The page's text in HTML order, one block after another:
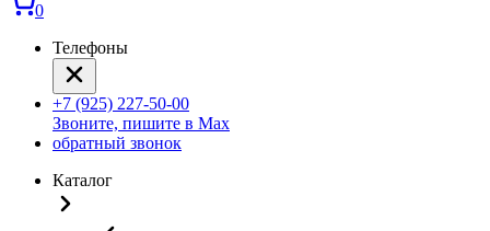
0
Телефоны
+7 (925) 227-50-00
Звоните, пишите в Max
обратный звонок
Каталог